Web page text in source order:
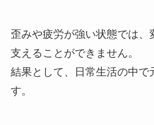
歪みや疲労が強い状態では、
支えることができません。
結果として、日常生活の中で
す。